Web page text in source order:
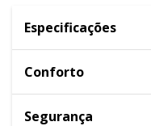
Especificações
Conforto
Segurança